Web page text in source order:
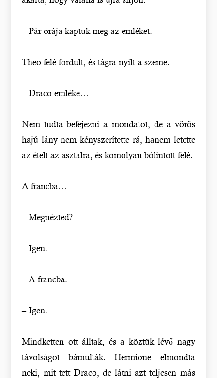
– Pár órája kaptuk meg az emléket.
Theo felé fordult, és tágra nyílt a szeme.
– Draco emléke…
Nem tudta befejezni a mondatot, de a vörös
hajú lány nem kényszerítette rá, hanem letette
az ételt az asztalra, és komolyan bólintott felé.
A francba…
– Megnézted?
– Igen.
– A francba.
– Igen.
Mindketten ott álltak, és a köztük lévő nagy
távolságot bámulták. Hermione elmondta
neki, mit tett Draco, de látni azt teljesen más